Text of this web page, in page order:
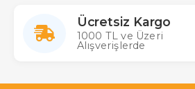
Ücretsiz Kargo
1000 TL ve Üzeri
Alışverişlerde